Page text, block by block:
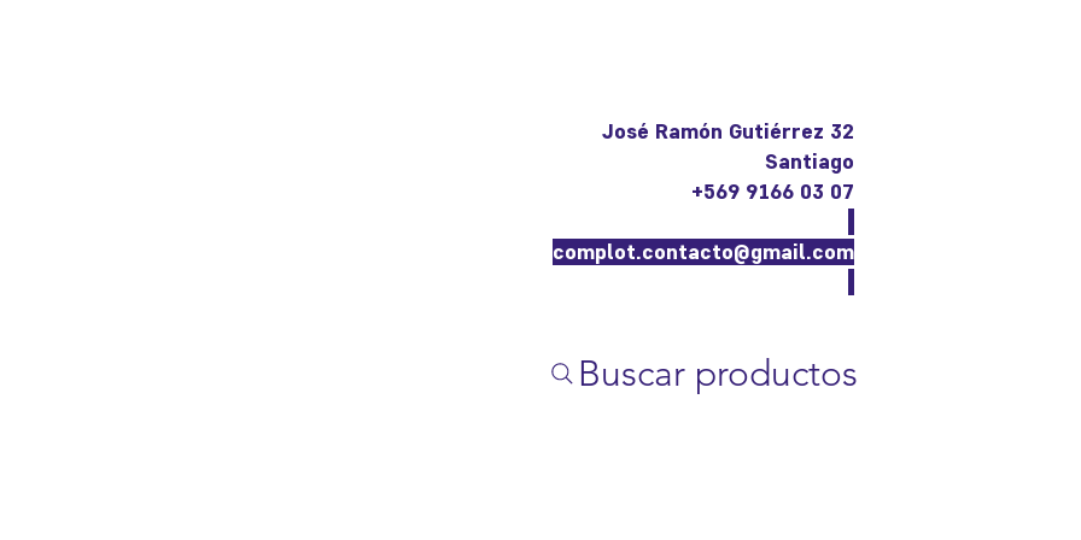
José Ramón Gutiérrez 32
Santiago
+569 9166 03 07
complot.contacto@gmail.com
Buscar productos